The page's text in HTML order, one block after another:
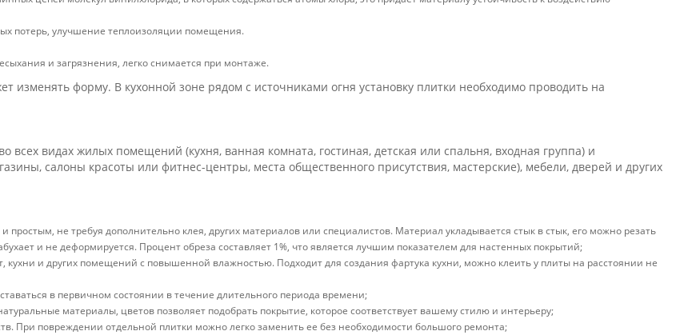
потерь, улучшение теплоизоляции помещения.
и загрязнения, легко снимается при монтаже.
изменять форму. В кухонной зоне рядом с источниками огня установку плитки необходимо проводить на
всех видах жилых помещений (кухня, ванная комната, гостиная, детская или спальня, входная группа) и
салоны красоты или фитнес-центры, места общественного присутствия, мастерские), мебели, дверей и других
не требуя дополнительно клея, других материалов или специалистов. Материал укладывается стык в стык, его можно резать
и не деформируется. Процент обреза составляет 1%, что является лучшим показателем для настенных покрытий;
кухни и других помещений с повышенной влажностью. Подходит для создания фартука кухни, можно клеить у плиты на расстоянии не
в первичном состоянии в течение длительного периода времени;
материалы, цветов позволяет подобрать покрытие, которое соответствует вашему стилю и интерьеру;
При повреждении отдельной плитки можно легко заменить ее без необходимости большого ремонта;